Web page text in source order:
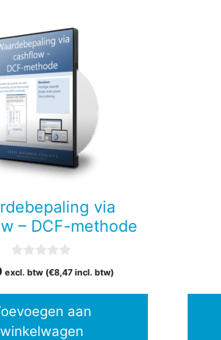
via
– DCF-methode
v
5
excl. btw (€8,47 incl. btw)
aan
winkelwagen